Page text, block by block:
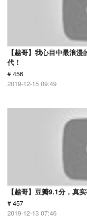
【越哥】我心目中最浪
代！
# 456
2019-12-15 09:49
【越哥】豆瓣9.1分，真
# 457
2019-12-13 07:46